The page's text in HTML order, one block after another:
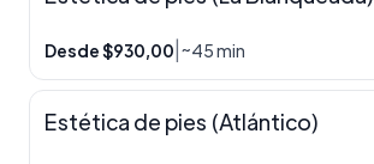
Desde $930,00 ~45 min
Estética de pies (Atlántico)